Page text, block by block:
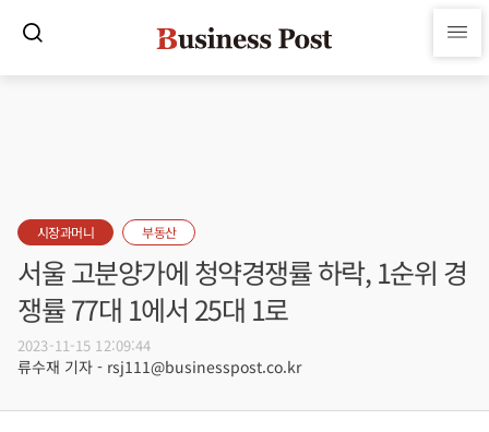
시장과머니 부동산
서울 고분양가에 청약경쟁률 하락, 1순위 경
쟁률 77대 1에서 25대 1로
2023-11-15 12:09:44
류수재 기자 - rsj111@businesspost.co.kr